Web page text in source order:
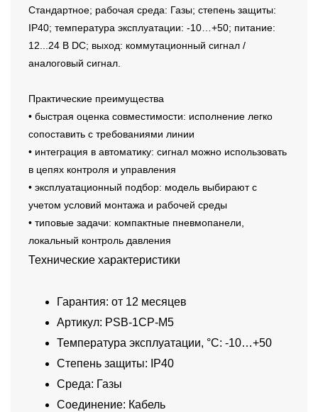
Стандартное; рабочая среда: Газы; степень защиты:
IP40; температура эксплуатации: -10…+50; питание:
12...24 В DC; выход: коммутационный сигнал /
аналоговый сигнал.
Практические преимущества
• быстрая оценка совместимости: исполнение легко
сопоставить с требованиями линии
• интеграция в автоматику: сигнал можно использовать
в цепях контроля и управления
• эксплуатационный подбор: модель выбирают с
учетом условий монтажа и рабочей среды
• типовые задачи: компактные пневмопанели,
локальный контроль давления
Технические характеристики
Гарантия: от 12 месяцев
Артикул: PSB-1CP-M5
Температура эксплуатации, °C: -10…+50
Степень защиты: IP40
Среда: Газы
Соединение: Кабель